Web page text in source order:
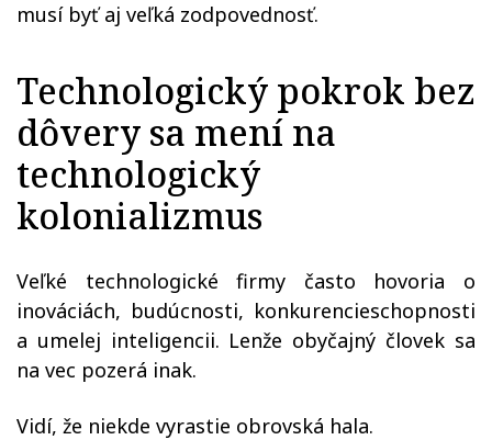
musí byť aj veľká zodpovednosť.
Technologický pokrok bez
dôvery sa mení na
technologický
kolonializmus
Veľké technologické firmy často hovoria o
inováciách, budúcnosti, konkurencieschopnosti
a umelej inteligencii. Lenže obyčajný človek sa
na vec pozerá inak.
Vidí, že niekde vyrastie obrovská hala.